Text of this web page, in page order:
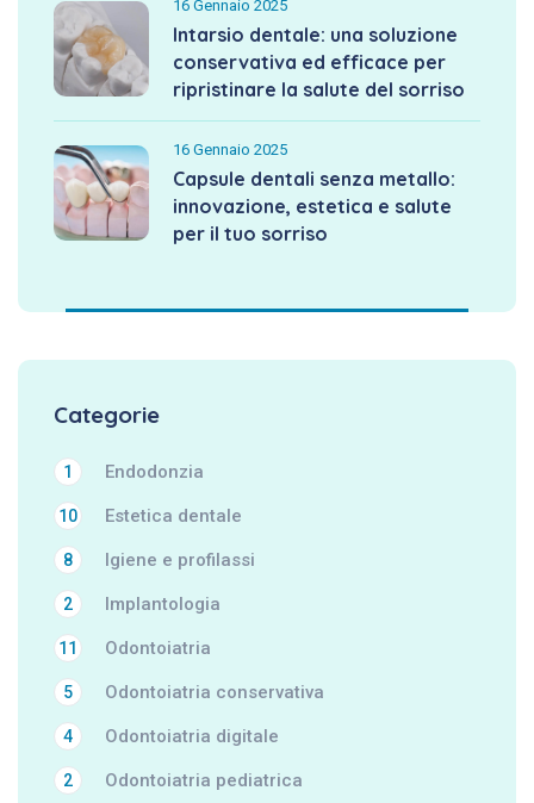
16 Gennaio 2025
Intarsio dentale: una soluzione
conservativa ed efficace per
ripristinare la salute del sorriso
16 Gennaio 2025
Capsule dentali senza metallo:
innovazione, estetica e salute
per il tuo sorriso
Categorie
Endodonzia
1
Estetica dentale
10
Igiene e profilassi
8
Implantologia
2
Odontoiatria
11
Odontoiatria conservativa
5
Odontoiatria digitale
4
Odontoiatria pediatrica
2